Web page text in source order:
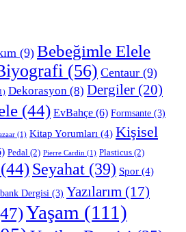
(9) Bebeğimle Elele
(56) Centaur (9)
Dekorasyon (8) Dergiler (20)
(44) EvBahçe (6) Formsante (3)
(1) Kitap Yorumları (4) Kişisel
Pedal (2) Pierre Cardin (1) Plasticus (2)
(44)Seyahat (39) Spor (4)
Dergisi (3) Yazılarım (17)
Yaşam (111)